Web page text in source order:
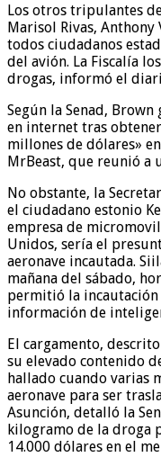
Los otros tripulantes
Marisol Rivas, Anthony
todos ciudadanos
del avión. La Fiscalía
drogas, informó el
Según la Senad,
en internet tras
millones de dólares»
MrBeast, que reunió a
No obstante, la
el ciudadano estonio
empresa de
Unidos, sería el
aeronave incautada.
mañana del sábado,
permitió la
información de
El cargamento,
su elevado contenido
hallado cuando varias
aeronave para ser
Asunción, detalló la
kilogramo de la droga
14.000 dólares en el